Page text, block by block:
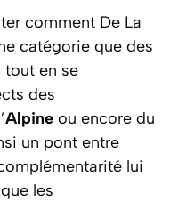
comment De La
catégorie que des
tout en se
des
Alpine ou encore du
un pont entre
lui
les